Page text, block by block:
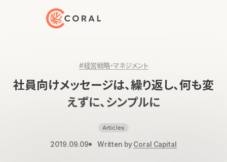
トップページへ戻る
#経営戦略・マネジメント
社員向けメッセージは、繰り返し、何も変
えずに、シンプルに
Articles
2019.09.09 Written byCoral Capital